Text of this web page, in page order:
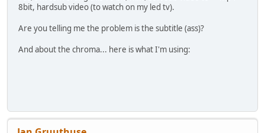
8bit, hardsub video (to watch on my led tv).
Are you telling me the problem is the subtitle (ass)?
And about the chroma... here is what I'm using: